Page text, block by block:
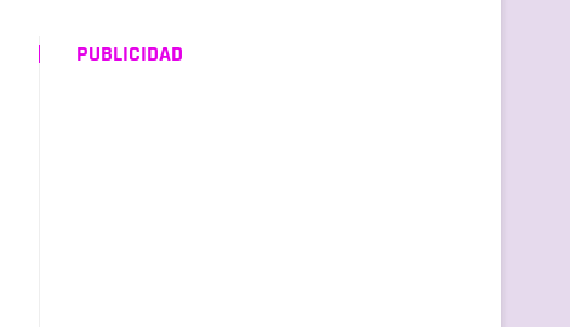
PUBLICIDAD